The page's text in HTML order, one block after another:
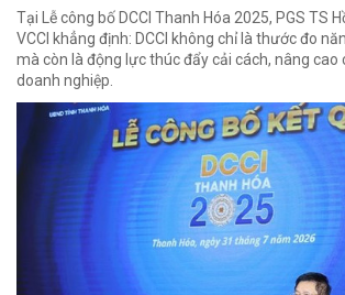
Tại Lễ công bố DCCI Thanh Hóa 2025, PGS TS
VCCI khẳng định: DCCI không chỉ là thước đo
mà còn là động lực thúc đẩy cải cách, nâng cao
doanh nghiệp.